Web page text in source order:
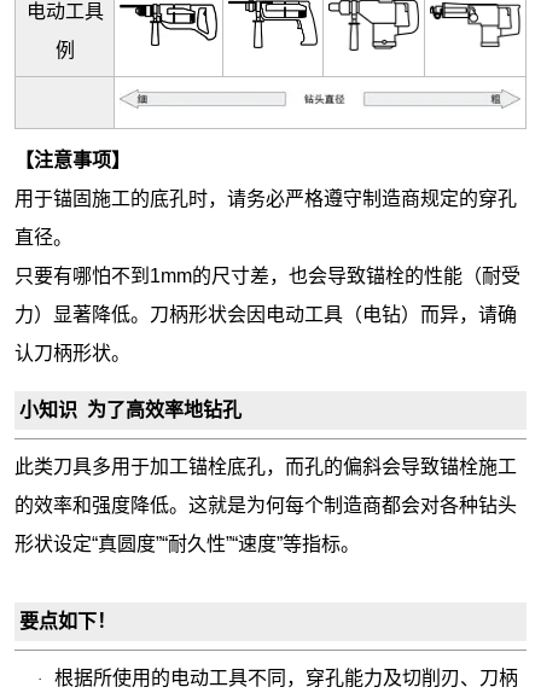
电动工具
例
【注意事项】
用于锚固施工的底孔时，请务必严格遵守制造商规定的穿孔
直径。
只要有哪怕不到1mm的尺寸差，也会导致锚栓的性能（耐受
力）显著降低。刀柄形状会因电动工具（电钻）而异，请确
认刀柄形状。
小知识 为了高效率地钻孔
此类刀具多用于加工锚栓底孔，而孔的偏斜会导致锚栓施工
的效率和强度降低。这就是为何每个制造商都会对各种钻头
形状设定“真圆度”“耐久性”“速度”等指标。
要点如下！
· 根据所使用的电动工具不同，穿孔能力及切削刃、刀柄